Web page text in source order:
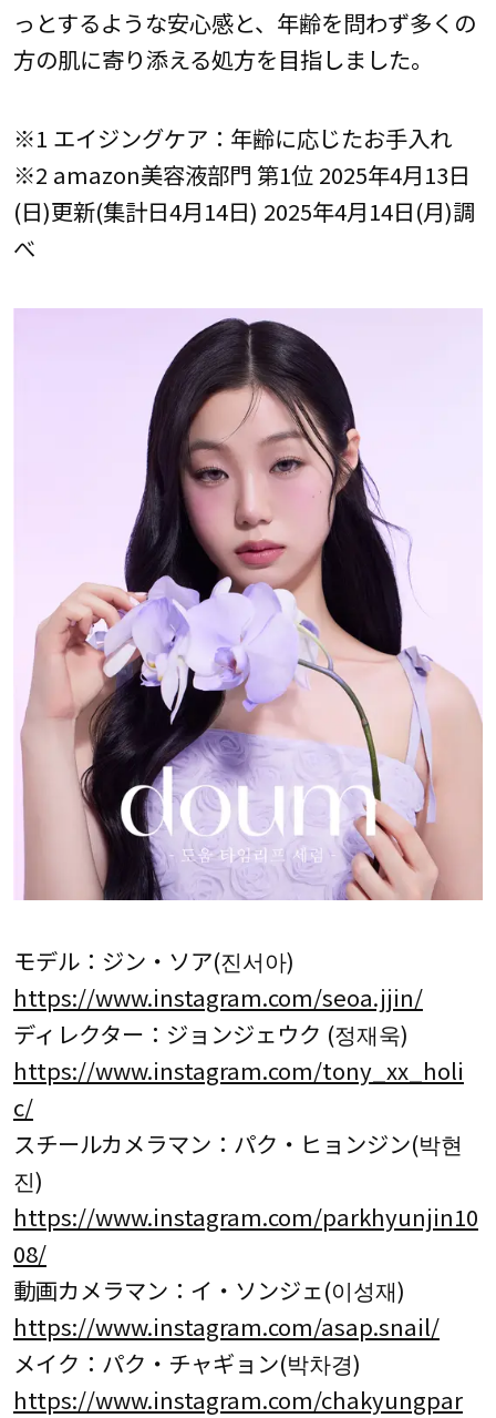
っとするような安心感と、年齢を問わず多くの
方の肌に寄り添える処方を目指しました。
※1 エイジングケア：年齢に応じたお手入れ
※2 amazon美容液部門 第1位 2025年4月13日
(日)更新(集計日4月14日) 2025年4月14日(月)調
べ
モデル：ジン・ソア(진서아)
https://www.instagram.com/seoa.jjin/
ディレクター：ジョンジェウク (정재욱)
https://www.instagram.com/tony_xx_holi
c/
スチールカメラマン：パク・ヒョンジン(박현
진)
https://www.instagram.com/parkhyunjin10
08/
動画カメラマン：イ・ソンジェ(이성재)
https://www.instagram.com/asap.snail/
メイク：パク・チャギョン(박차경)
https://www.instagram.com/chakyungpar